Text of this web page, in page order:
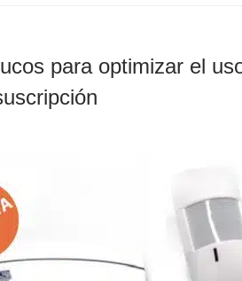
para optimizar el